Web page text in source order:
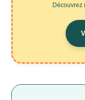
Découvrez